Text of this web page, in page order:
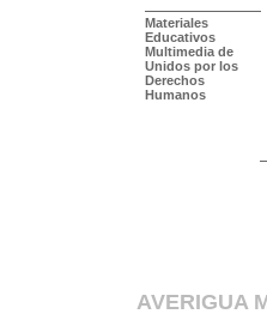
Materiales
Educativos
Multimedia de
Unidos por los
Derechos
Humanos
AVERIGUA